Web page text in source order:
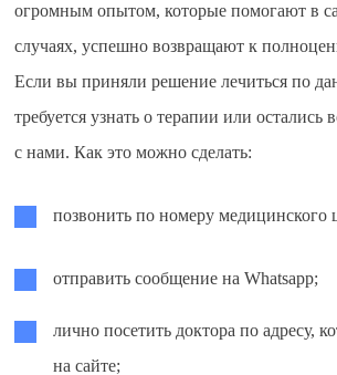
огромным опытом, которые помогают в
случаях, успешно возвращают к
Если вы приняли решение лечиться по
требуется узнать о терапии или остались
с нами. Как это можно сделать:
позвонить по номеру медицинского
отправить сообщение на Whatsapp;
лично посетить доктора по адресу,
на сайте;